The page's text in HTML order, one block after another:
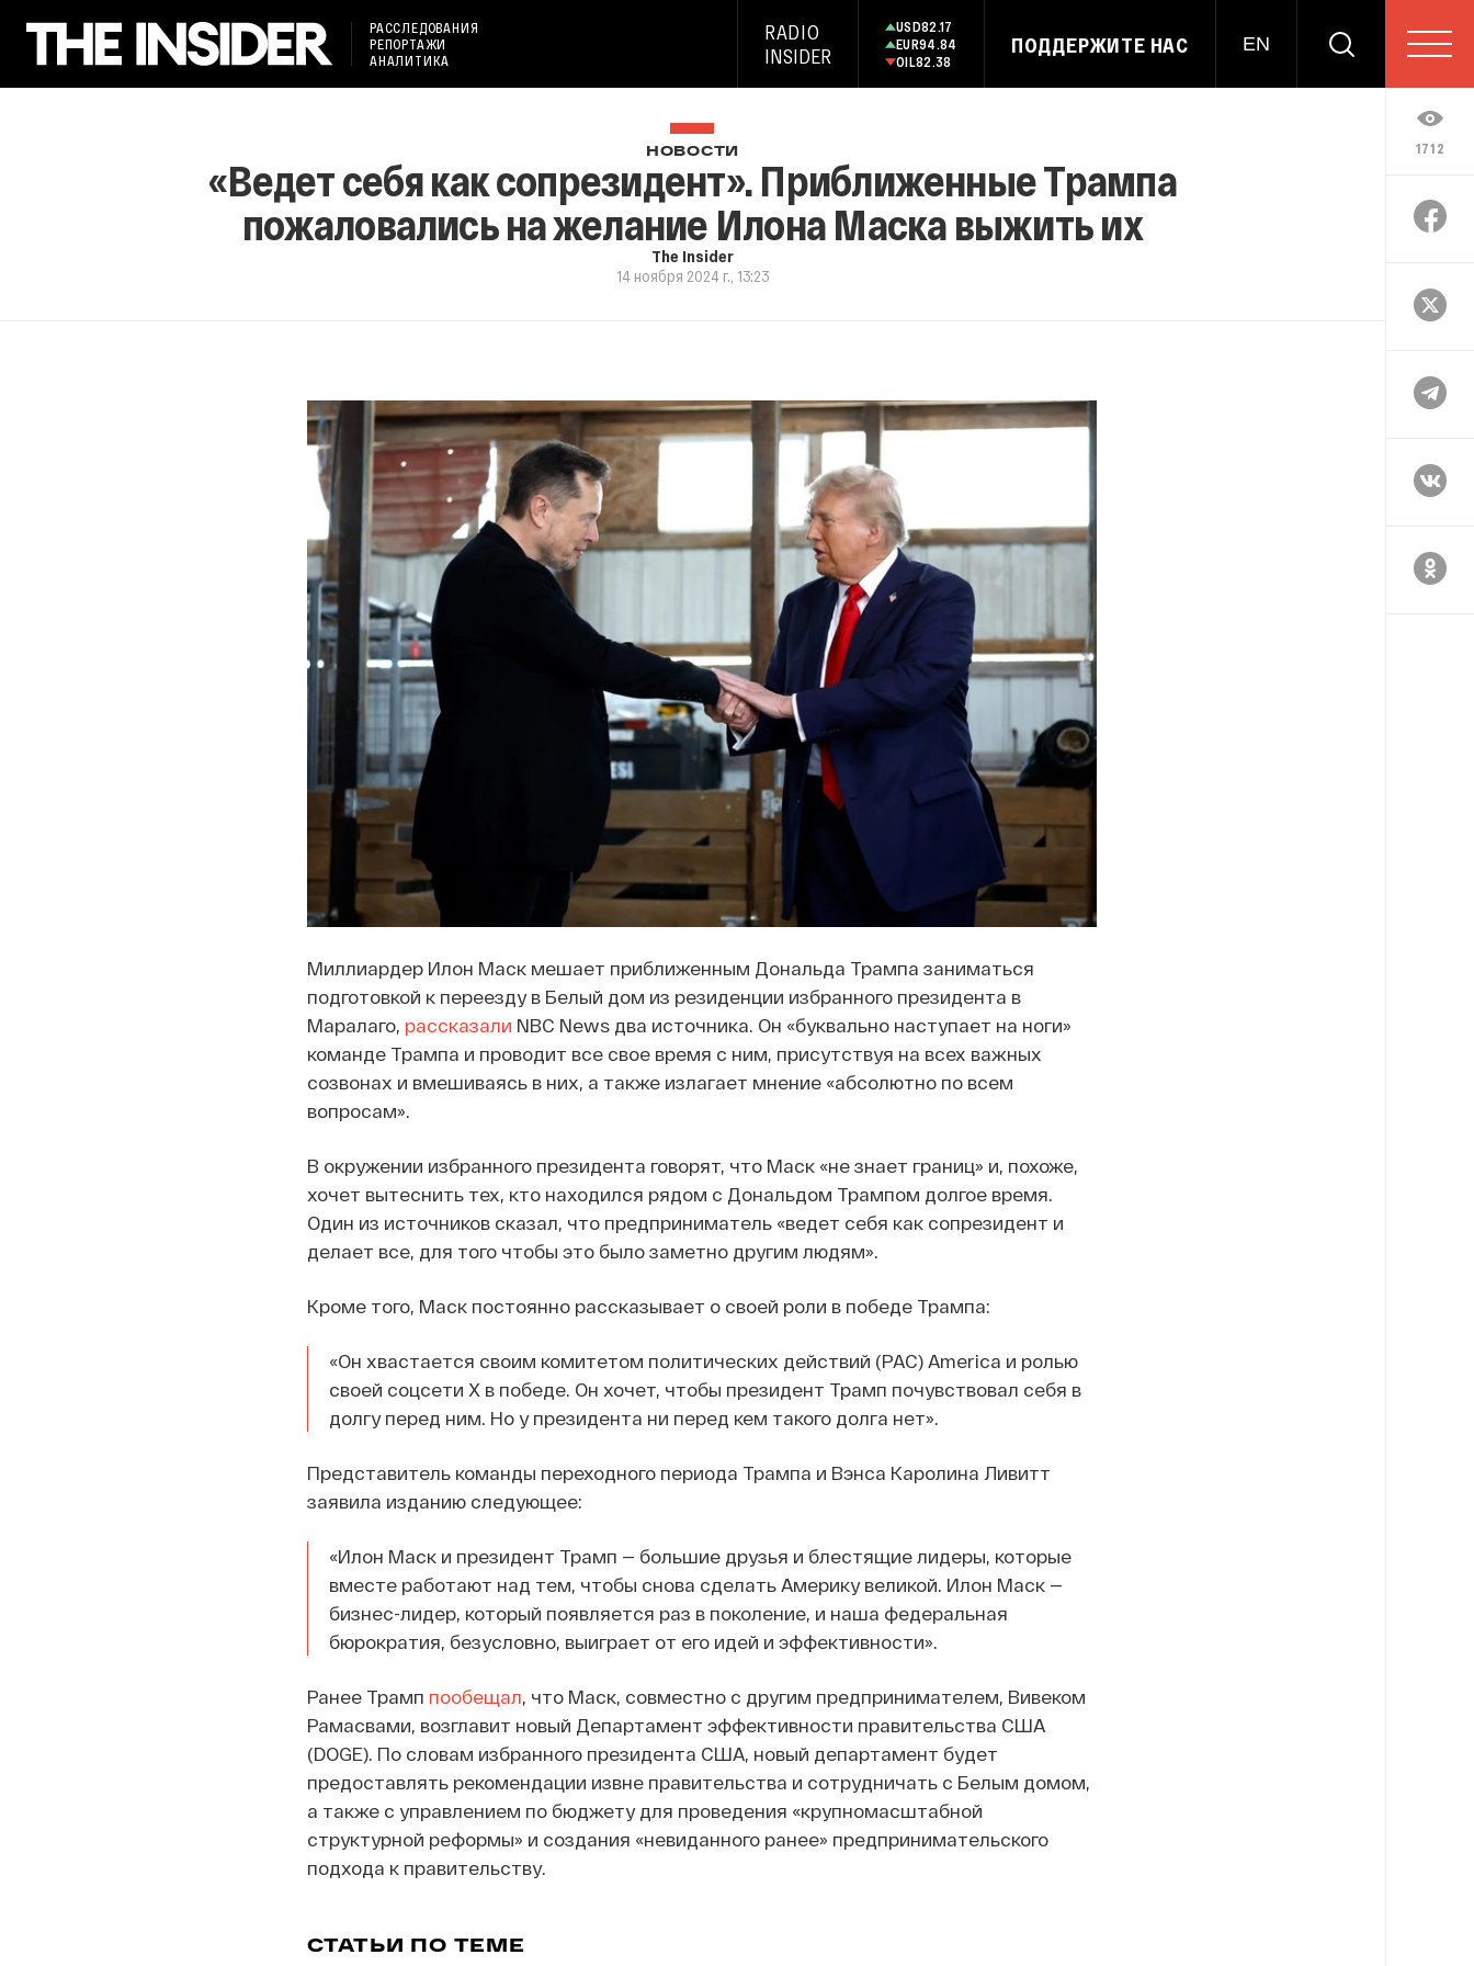
РАССЛЕДОВАНИЯ
РЕПОРТАЖИ
АНАЛИТИКА
RADIO
INSIDER
USD82.17
EUR94.84
OIL82.38
ПОДДЕРЖИТЕ НАС EN
1712
НОВОСТИ
«Ведет себя как сопрезидент». Приближенные Трампа
пожаловались на желание Илона Маска выжить их
The Insider
14 ноября 2024 г., 13:23
Миллиардер Илон Маск мешает приближенным Дональда Трампа заниматься
подготовкой к переезду в Белый дом из резиденции избранного президента в
Маралаго, рассказали NBC News два источника. Он «буквально наступает на ноги»
команде Трампа и проводит все свое время с ним, присутствуя на всех важных
созвонах и вмешиваясь в них, а также излагает мнение «абсолютно по всем
вопросам».
В окружении избранного президента говорят, что Маск «не знает границ» и, похоже,
хочет вытеснить тех, кто находился рядом с Дональдом Трампом долгое время.
Один из источников сказал, что предприниматель «ведет себя как сопрезидент и
делает все, для того чтобы это было заметно другим людям».
Кроме того, Маск постоянно рассказывает о своей роли в победе Трампа:
«Он хвастается своим комитетом политических действий (PAC) America и ролью
своей соцсети Х в победе. Он хочет, чтобы президент Трамп почувствовал себя в
долгу перед ним. Но у президента ни перед кем такого долга нет».
Представитель команды переходного периода Трампа и Вэнса Каролина Ливитт
заявила изданию следующее:
«Илон Маск и президент Трамп — большие друзья и блестящие лидеры, которые
вместе работают над тем, чтобы снова сделать Америку великой. Илон Маск —
бизнес-лидер, который появляется раз в поколение, и наша федеральная
бюрократия, безусловно, выиграет от его идей и эффективности».
Ранее Трамп пообещал, что Маск, совместно с другим предпринимателем, Вивеком
Рамасвами, возглавит новый Департамент эффективности правительства США
(DOGE). По словам избранного президента США, новый департамент будет
предоставлять рекомендации извне правительства и сотрудничать с Белым домом,
а также с управлением по бюджету для проведения «крупномасштабной
структурной реформы» и создания «невиданного ранее» предпринимательского
подхода к правительству.
СТАТЬИ ПО ТЕМЕ